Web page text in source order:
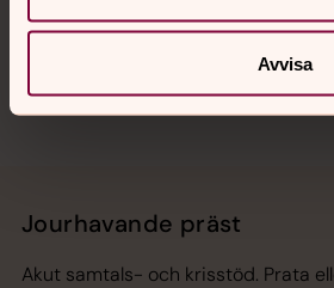
Avvisa
Sociala kanaler
Jourhavande präst
Akut samtals- och krisstöd. Prata